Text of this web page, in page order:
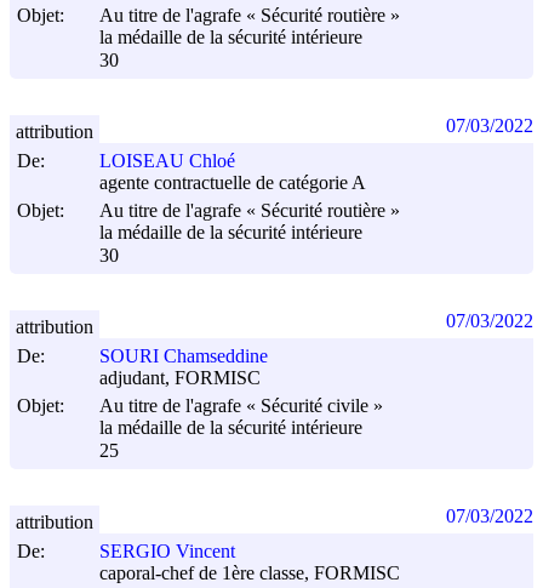
Objet:
Au titre de l'agrafe « Sécurité routière »
la médaille de la sécurité intérieure
30
De:
LOISEAU Chloé
agente contractuelle de catégorie A
Objet:
Au titre de l'agrafe « Sécurité routière »
la médaille de la sécurité intérieure
30
attribution 07/03/2022
De:
SOURI Chamseddine
adjudant, FORMISC
Objet:
Au titre de l'agrafe « Sécurité civile »
la médaille de la sécurité intérieure
25
attribution 07/03/2022
De:
SERGIO Vincent
caporal-chef de 1ère classe, FORMISC
attribution 07/03/2022